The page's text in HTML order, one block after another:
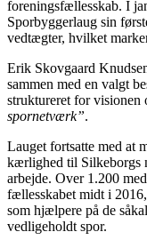
foreningsfællesskab. I
Sporbyggerlaug sin
vedtægter, hvilket
Erik Skovgaard
sammen med en valgt
struktureret for visionen
spornetværk”.
Lauget fortsatte med at
kærlighed til Silkeborgs
arbejde. Over 1.200
fællesskabet midt i
som hjælpere på de
vedligeholdt spor.